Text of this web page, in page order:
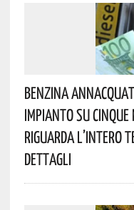
Benzina
Impianto Su
Riguarda L’intero
Dettagli